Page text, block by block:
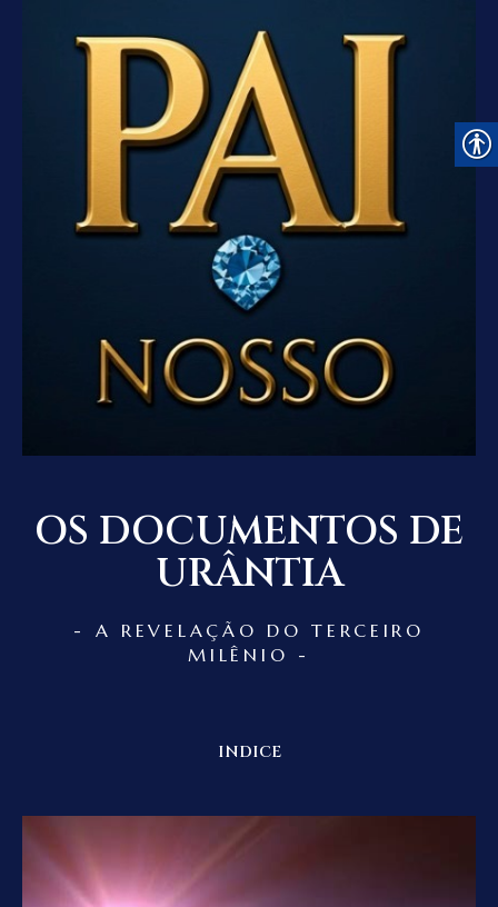
OS DOCUMENTOS DE
URÂNTIA
- A REVELAÇÃO DO TERCEIRO
MILÊNIO -
INDICE